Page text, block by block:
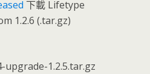
下載 Lifetype
1.2.6 (.tar.gz)
upgrade-1.2.5.tar.gz